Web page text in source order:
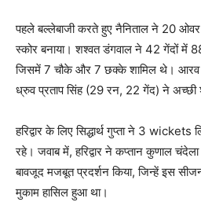
पहले बल्लेबाजी करते हुए नैनिताल ने 20
स्कोर बनाया। शश्वत डंगवाल ने 42 गेंदों में
जिसमें 7 चौके और 7 छक्के शामिल थे।
ध्रुव प्रताप सिंह (29 रन, 22 गेंद) ने
हरिद्वार के लिए सिद्धार्थ गुप्ता ने 3
रहे। जवाब में, हरिद्वार ने कप्तान कुणाल
बावजूद मजबूत प्रदर्शन किया, जिन्हें इस
मुकाम हासिल हुआ था।